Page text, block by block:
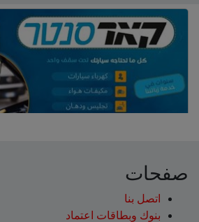
صفحات
اتصل بنا
بنوك وبطاقات اعتماد